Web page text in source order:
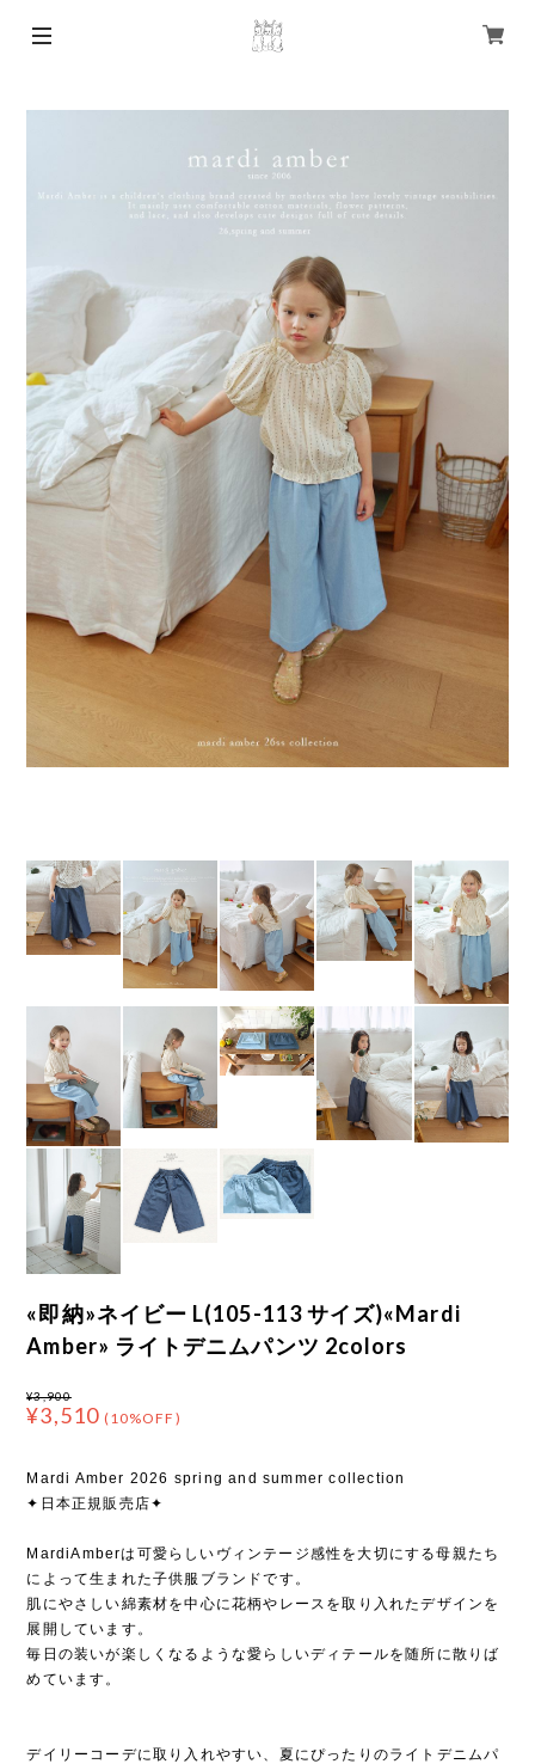
«即納»ネイビー L(105-113 サイズ)«Mardi
Amber» ライトデニムパンツ 2colors
¥3,900
¥3,510 (10%OFF)
Mardi Amber 2026 spring and summer collection
✦日本正規販売店✦
MardiAmberは可愛らしいヴィンテージ感性を大切にする母親たち
によって生まれた子供服ブランドです。
肌にやさしい綿素材を中心に花柄やレースを取り入れたデザインを
展開しています。
毎日の装いが楽しくなるような愛らしいディテールを随所に散りば
めています。
デイリーコーデに取り入れやすい、夏にぴったりのライトデニムパ